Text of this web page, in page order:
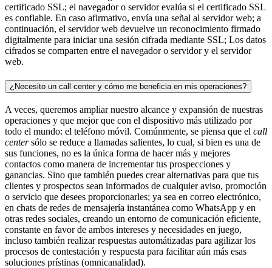
certificado SSL; el navegador o servidor evalúa si el certificado SSL
es confiable. En caso afirmativo, envía una señal al servidor web; a
continuación, el servidor web devuelve un reconocimiento firmado
digitalmente para iniciar una sesión cifrada mediante SSL; Los datos
cifrados se comparten entre el navegador o servidor y el servidor
web.
¿Necesito un call center y cómo me beneficia en mis operaciones?
A veces, queremos ampliar nuestro alcance y expansión de nuestras
operaciones y que mejor que con el dispositivo más utilizado por
todo el mundo: el teléfono móvil. Comúnmente, se piensa que el call
centersólo se reduce a llamadas salientes, lo cual, si bien es una de
sus funciones, no es la única forma de hacer más y mejores
contactos como manera de incrementar tus prospecciones y
ganancias. Sino que también puedes crear alternativas para que tus
clientes y prospectos sean informados de cualquier aviso, promoción
o servicio que desees proporcionarles; ya sea en correo electrónico,
en chats de redes de mensajería instantánea como WhatsApp y en
otras redes sociales, creando un entorno de comunicación eficiente,
constante en favor de ambos intereses y necesidades en juego,
incluso también realizar respuestas automátizadas para agilizar los
procesos de contestación y respuesta para facilitar aún más esas
soluciones prístinas (omnicanalidad).